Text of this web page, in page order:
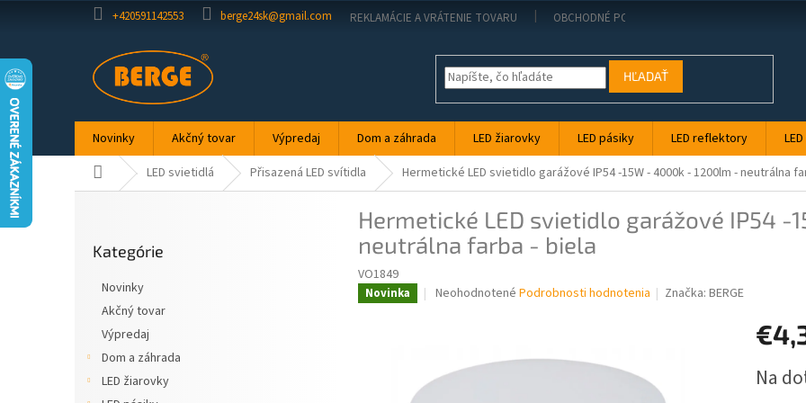
+420591142553 berge24sk@gmail.com REKLAMÁCIE A VRÁTENIE TOVARU OBCHODNÉ PODMIENKY
HĽADAŤ
Novinky Akčný tovar Výpredaj Dom a záhrada LED žiarovky LED pásiky LED reflektory
DomovLED svietidlá Přisazená LED svítidla Hermetické LED svietidlo garážové IP54 -15W - 4000k - 1200lm - neutrálna
kategórie
Kategórie
Novinky
Akčný tovar
Výpredaj
Dom a záhrada
LED žiarovky
Hermetické LED svietidlo garážové IP54
neutrálna farba - biela
VO1849
Novinka
Priemerné
z
Neohodnotené Podrobnosti hodnotenia Značka:BERGE
cena:
Na